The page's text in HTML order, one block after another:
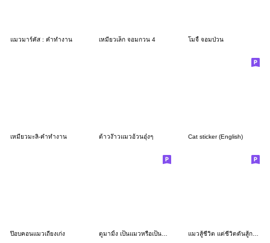
แมวมาร์คัส : คำทำงาน เหมียวเล็ก จอมกวน 4 โมจี้ จอมป่วน
เหมียวมะลิ-คำทำงาน ต้าวง๊าวแมวอ้วนอุ๋งๆ Cat sticker (English)
ป๊อบคอนแมวเถียงเก่ง ตูมามิ้ง เป็นแมวหรือเป็นมีม3 แมวสู้ชีวิต แต่ชีวิตดันสู้กลับ:แมวด้วง 2